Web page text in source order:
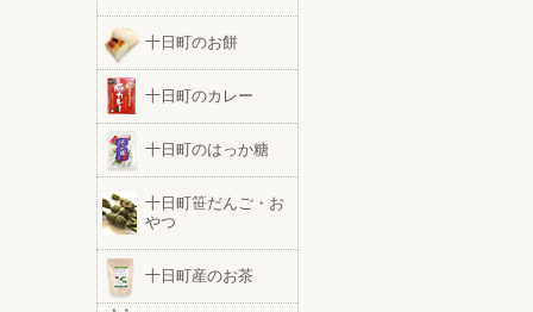
十日町のお餅
十日町のカレー
十日町のはっか糖
十日町笹だんご・お
やつ
十日町産のお茶